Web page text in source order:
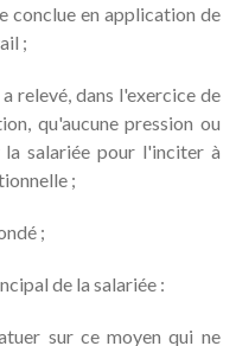
conclue en application de
;
relevé, dans l'exercice de
qu'aucune pression ou
salariée pour l'inciter à
;
;
de la salariée :
sur ce moyen qui ne